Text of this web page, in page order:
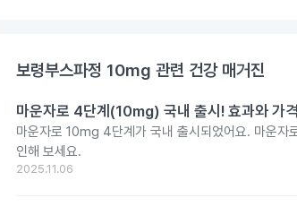
보령부스파정 10mg 관련 건강 매거진
마운자로 4단계(10mg) 국내 출시! 효과와 가
마운자로 10mg 4단계가 국내 출시되었어요. 마운
인해 보세요.
2025.11.06